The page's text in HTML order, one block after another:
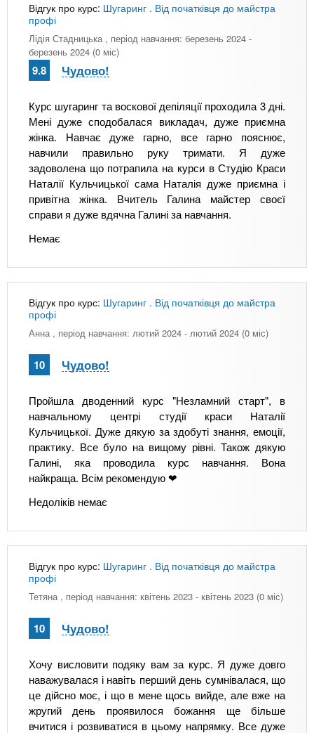
Відгук про курс: Шугаринг . Від початківця до майстра
профі
Лідія Стадницька, період навчання: березень 2024 -
березень 2024 (0 міс)
Курс шугаринг та воскової депіляції проходила 3 дні.
Мені дуже сподобалася викладач, дуже приємна
жінка. Навчає дуже гарно, все гарно пояснює,
навчили правильно руку тримати. Я дуже
задоволена що потрапила на курси в Студію Краси
Наталії Кульчицької сама Наталія дуже приємна і
привітна жінка. Вчитель Галина майстер своєї
справи я дуже вдячна Галині за навчання.
Немає
9.8 Чудово!
Відгук про курс: Шугаринг . Від початківця до майстра
профі
Анна, період навчання: лютий 2024 - лютий 2024 (0 міс)
Пройшла дводенний курс "Незламний старт", в
навчальному центрі студії краси Наталії
Кульчицької. Дуже дякую за здобуті знання, емоції,
практику. Все було на вищому рівні. Також дякую
Галині, яка проводила курс навчання. Вона
найкраща. Всім рекомендую ❤
Недоліків немає
10 Чудово!
Відгук про курс: Шугаринг . Від початківця до майстра
профі
Тетяна, період навчання: квітень 2023 - квітень 2023 (0 міс)
Хочу висловити подяку вам за курс. Я дуже довго
наважувалася і навіть перший день сумнівалася, що
це дійсно моє, і що в мене щось вийде, але вже на
жругий день проявилося божання ще більше
вчитися і розвиватися в цьому напрямку. Все дуже
10 Чудово!